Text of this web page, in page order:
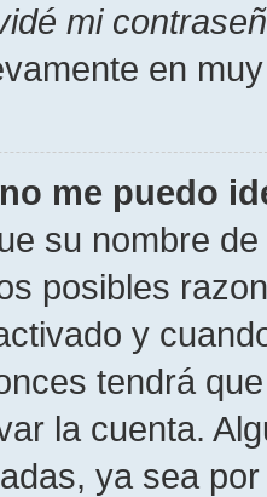
mi
en
me puedo
su nombre
posibles
y
tendrá
la cuenta.
ya sea